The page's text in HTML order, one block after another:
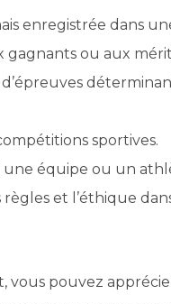
enregistrée dans
gagnants ou aux
sportives.
équipe ou un
règles et l’éthique
vous pouvez